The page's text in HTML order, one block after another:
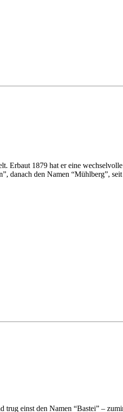
Erbaut 1879 hat er eine
danach den Namen “Mühlberg”,
einst den Namen “Bastei” –